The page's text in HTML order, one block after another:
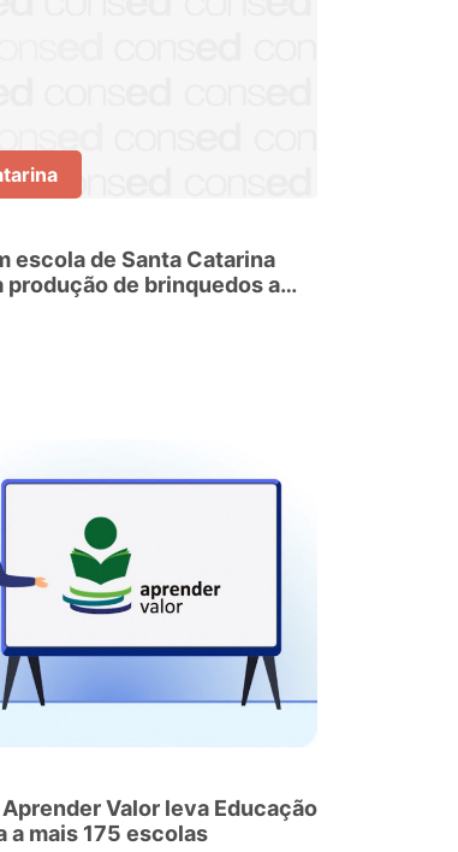
escola de Santa Catarina
produção de brinquedos a
Valor leva Educação
a mais 175 escolas